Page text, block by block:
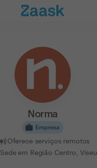
Norma
work Empresa
Oferece serviços remotos
Sede em Região Centro, Viseu